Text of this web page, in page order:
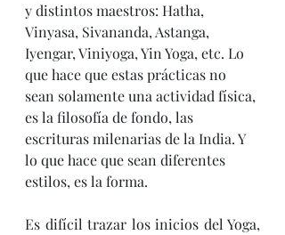
y distintos maestros: Hatha,
Vinyasa, Sivananda, Astanga,
Iyengar, Viniyoga, Yin Yoga, etc. Lo
que hace que estas prácticas no
sean solamente una actividad física,
es la filosofía de fondo, las
escrituras milenarias de la India. Y
lo que hace que sean diferentes
estilos, es la forma.
Es difícil trazar los inicios del Yoga,